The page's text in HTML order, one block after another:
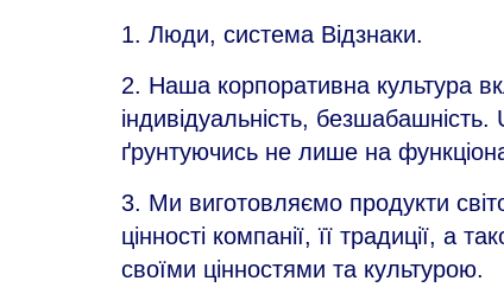
1. Люди, система Відзнаки.
2. Наша корпоративна культура
індивідуальність,
ґрунтуючись не лише на
3. Ми виготовляємо продукти
цінності компанії, її традиції, а
своїми цінностями та культурою.